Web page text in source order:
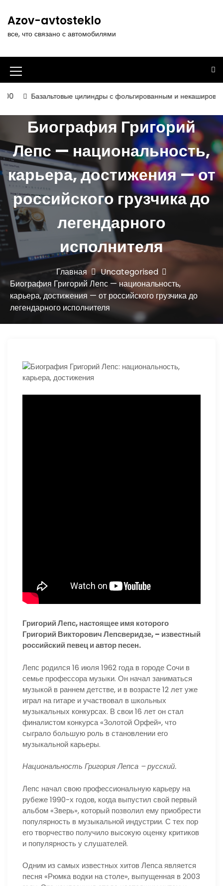
т
к
д
ж
и
м
о
у
Azov-avtosteklo
все, что связано с автомобилями
И
к
о
к
а
м
е
н
ю
цилиндры с фольгированным и некашированным
Биография Григорий
Лепс — национальность,
карьера, достижения — от
российского грузчика до
легендарного
исполнителя
Главная
Uncategorised
Биография Григорий Лепс — национальность,
карьера, достижения — от российского грузчика до
легендарного исполнителя
Григорий Лепс, настоящее имя которого
Григорий Викторович Лепсверидзе, – известный
российский певец и автор песен.
Лепс родился 16 июля 1962 года в городе Сочи в
семье профессора музыки. Он начал заниматься
музыкой в раннем детстве, и в возрасте 12 лет уже
играл на гитаре и участвовал в школьных
музыкальных конкурсах. В свои 16 лет он стал
финалистом конкурса «Золотой Орфей», что
сыграло большую роль в становлении его
музыкальной карьеры.
Национальность Григория Лепса – русский.
Лепс начал свою профессиональную карьеру на
рубеже 1990-х годов, когда выпустил свой первый
альбом «Зверь», который позволил ему приобрести
популярность в музыкальной индустрии. С тех пор
его творчество получило высокую оценку критиков
и популярность у слушателей.
Одним из самых известных хитов Лепса является
песня «Рюмка водки на столе», выпущенная в 2003